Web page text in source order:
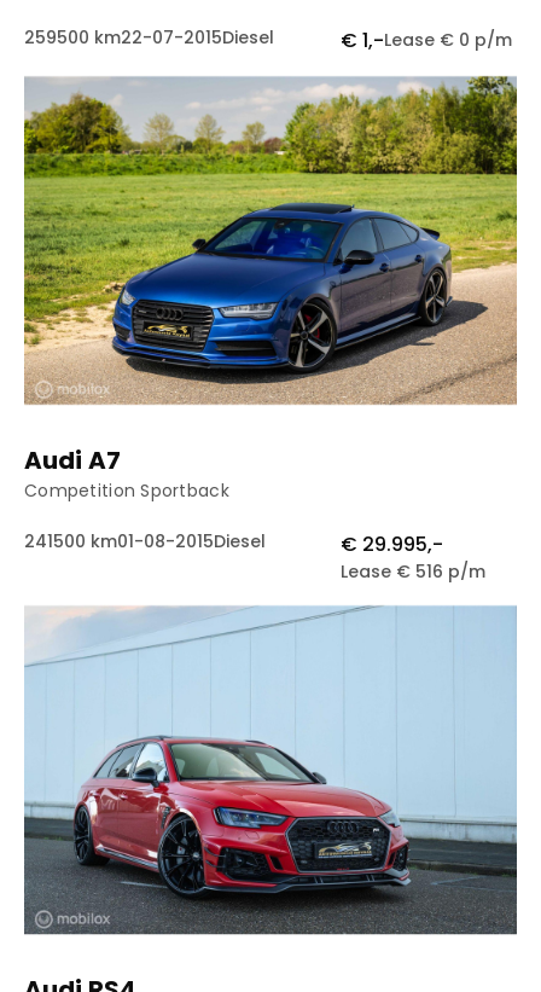
259500 km22-07-2015Diesel € 1,-Lease € 0 p/m
Audi A7
Competition Sportback
241500 km01-08-2015Diesel € 29.995,-
Lease € 516 p/m